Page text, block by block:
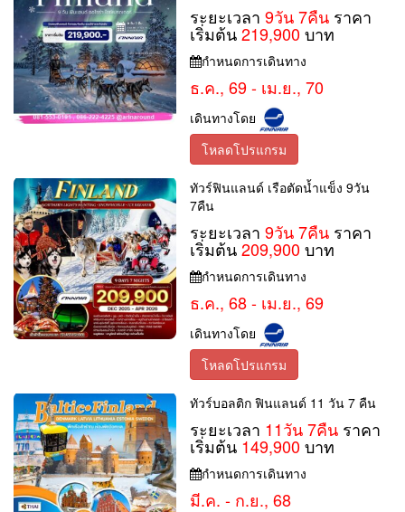
ระยะเวลา9วัน 7คืน ราคา
เริ่มต้น219,900บาท
กำหนดการเดินทาง
ธ.ค., 69 - เม.ย., 70
เดินทางโดย
โหลดโปรแกรม
ทัวร์ฟินแลนด์ เรือตัดน้ำแข็ง 9วัน
7คืน
ระยะเวลา9วัน 7คืน ราคา
เริ่มต้น209,900บาท
กำหนดการเดินทาง
ธ.ค., 68 - เม.ย., 69
เดินทางโดย
โหลดโปรแกรม
ทัวร์บอลติก ฟินแลนด์ 11 วัน 7 คืน
ระยะเวลา 11วัน 7คืน ราคา
เริ่มต้น 149,900บาท
กำหนดการเดินทาง
มี.ค. - ก.ย., 68